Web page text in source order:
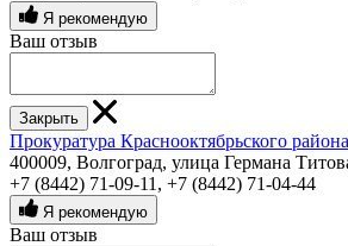
Я рекомендую
Ваш отзыв
Закрыть
Прокуратура Краснооктябрьского
400009, Волгоград, улица Германа
+7 (8442) 71-09-11 , +7 (8442) 71-04-44
Я рекомендую
Ваш отзыв